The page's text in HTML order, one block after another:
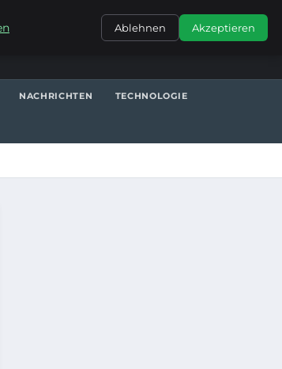
KONTAKT
NACHRICHTEN TECHNOLOGIE
Ablehnen Akzeptieren